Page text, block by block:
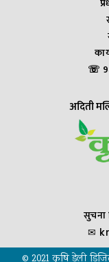
☏
अदिती
सुचना
✉